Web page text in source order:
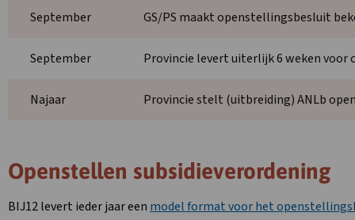
September GS/PS maakt openstellingsbesluit
September Provincie levert uiterlijk 6 weken
Najaar Provincie stelt (uitbreiding) ANLb
Openstellen subsidieverordening
BIJ12 levert ieder jaar een model format voor het